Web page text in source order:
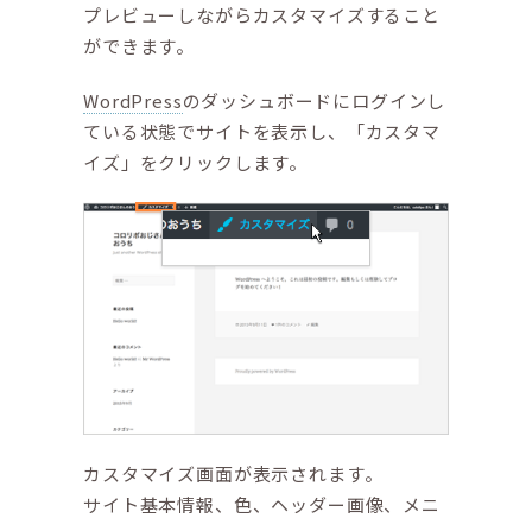
プレビューしながらカスタマイズすること
ができます。
WordPressのダッシュボードにログインし
ている状態でサイトを表示し、「カスタマ
イズ」をクリックします。
カスタマイズ画面が表示されます。
サイト基本情報、色、ヘッダー画像、メニ